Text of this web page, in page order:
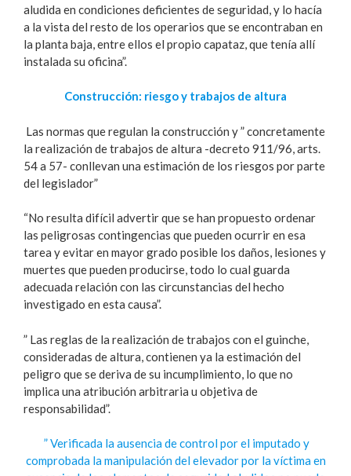
aludida en condiciones deficientes de seguridad, y lo hacía
a la vista del resto de los operarios que se encontraban en
la planta baja, entre ellos el propio capataz, que tenía allí
instalada su oficina”.
Construcción: riesgo y trabajos de altura
Las normas que regulan la construcción y ” concretamente
la realización de trabajos de altura -decreto 911/96, arts.
54 a 57- conllevan una estimación de los riesgos por parte
del legislador”
“No resulta difícil advertir que se han propuesto ordenar
las peligrosas contingencias que pueden ocurrir en esa
tarea y evitar en mayor grado posible los daños, lesiones y
muertes que pueden producirse, todo lo cual guarda
adecuada relación con las circunstancias del hecho
investigado en esta causa”.
” Las reglas de la realización de trabajos con el guinche,
consideradas de altura, contienen ya la estimación del
peligro que se deriva de su incumplimiento, lo que no
implica una atribución arbitraria u objetiva de
responsabilidad”.
” Verificada la ausencia de control por el imputado y
comprobada la manipulación del elevador por la víctima en